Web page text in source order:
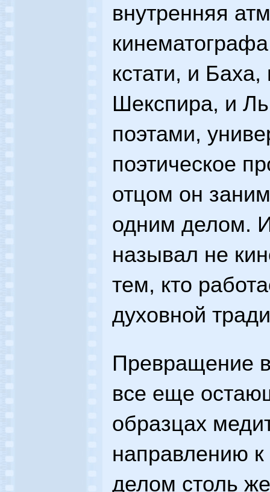
внутренняя
кстати, и
Шекспира, и
поэтами,
поэтическое
отцом он
одним делом.
называл не
тем, кто
духовной
Превращение
все еще
образцах
направлению
делом столь